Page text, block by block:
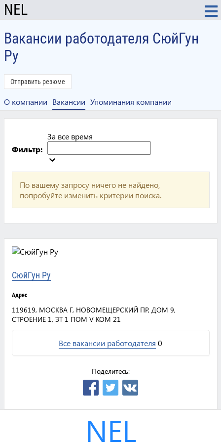
NEL
Вакансии работодателя СюйГун
Ру
Отправить резюме
О компании Вакансии Упоминания компании
Фильтр:
За все время
По вашему запросу ничего не найдено,
попробуйте изменить критерии поиска.
СюйГун Ру
Адрес
119619, МОСКВА Г, НОВОМЕЩЕРСКИЙ ПР, ДОМ 9,
СТРОЕНИЕ 1, ЭТ 1 ПОМ V КОМ 21
Все вакансии работодателя 0
Поделитесь:
NEL